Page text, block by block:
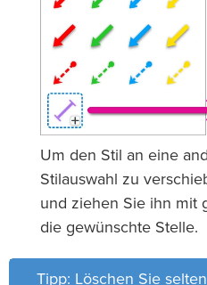
Um den Stil an eine
Stilauswahl zu
und ziehen Sie ihn mit
die gewünschte Stelle.
Tipp: Löschen Sie